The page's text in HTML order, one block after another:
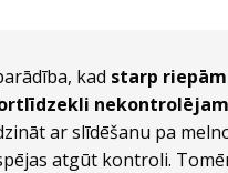
kad starp
ar slīdēšanu pa
atgūt kontroli.